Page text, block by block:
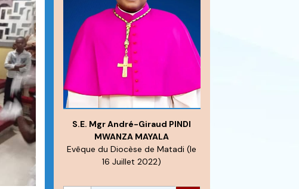
S.E. Mgr André-Giraud PINDI
MWANZA MAYALA
Evêque du Diocèse de Matadi (le
16 Juillet 2022)